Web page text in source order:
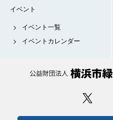
イベント
イベント一覧
イベントカレンダー